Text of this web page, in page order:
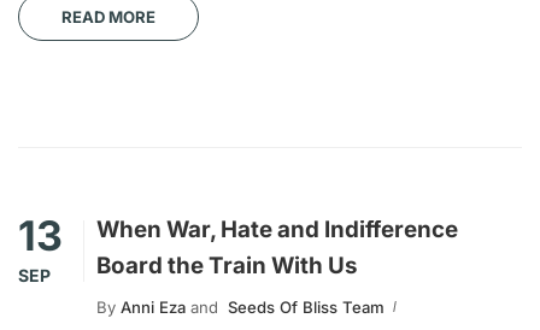
READ MORE
13
SEP
When War, Hate and Indifference
Board the Train With Us
By Anni Eza and Seeds Of Bliss Team